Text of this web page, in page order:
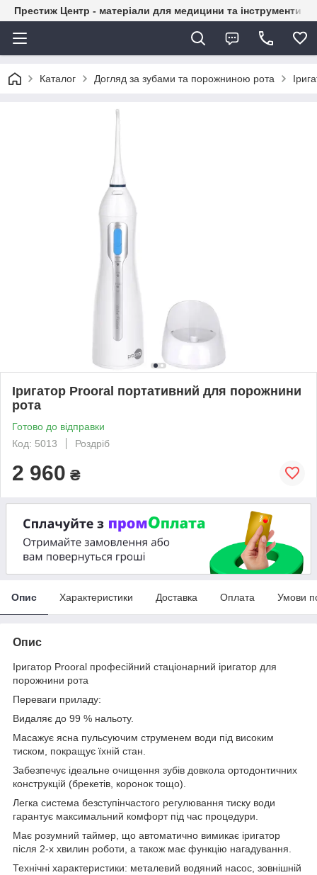
Престиж Центр - матеріали для медицини та інструменти
Каталог Догляд за зубами та порожниною рота
Іригатор Prooral портативний для порожнини
рота
Готово до відправки
Код: 5013
Роздріб
2 960 ₴
Опис Характеристики Доставка Оплата Умови
Опис
Іригатор Prooral професійний стаціонарний іригатор для
порожнини рота
Переваги приладу:
Видаляє до 99 % нальоту.
Масажує ясна пульсуючим струменем води під високим
тиском, покращує їхній стан.
Забезпечує ідеальне очищення зубів довкола ортодонтичних
конструкцій (брекетів, коронок тощо).
Легка система безступінчастого регулювання тиску води
гарантує максимальний комфорт під час процедури.
Має розумний таймер, що автоматично вимикає іригатор
після 2-х хвилин роботи, а також має функцію нагадування.
Технічні характеристики: металевий водяний насос, зовнішній